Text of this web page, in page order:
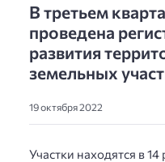
В третьем
проведена
развития
земельных
19 октября 2022
Участки находятся в